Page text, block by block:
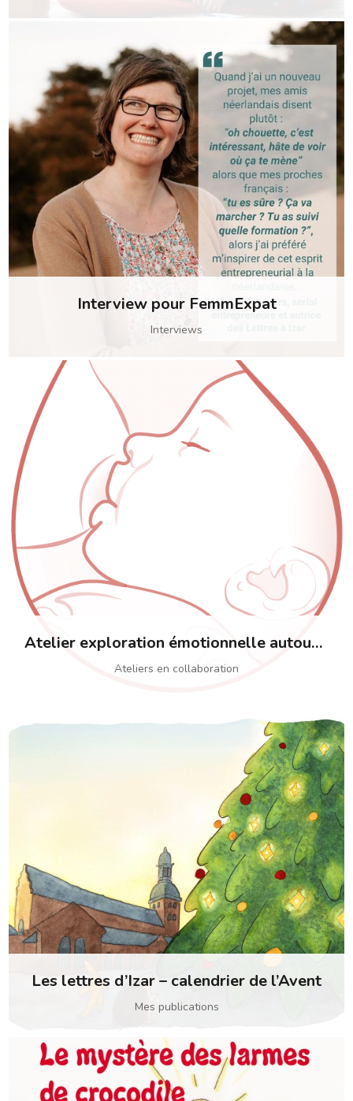
Interview pour FemmExpat
Interviews
Atelier exploration émotionnelle autour de l’allaitement pour l’association Galactée
Ateliers en collaboration
Les lettres d’Izar – calendrier de l’Avent
Mes publications